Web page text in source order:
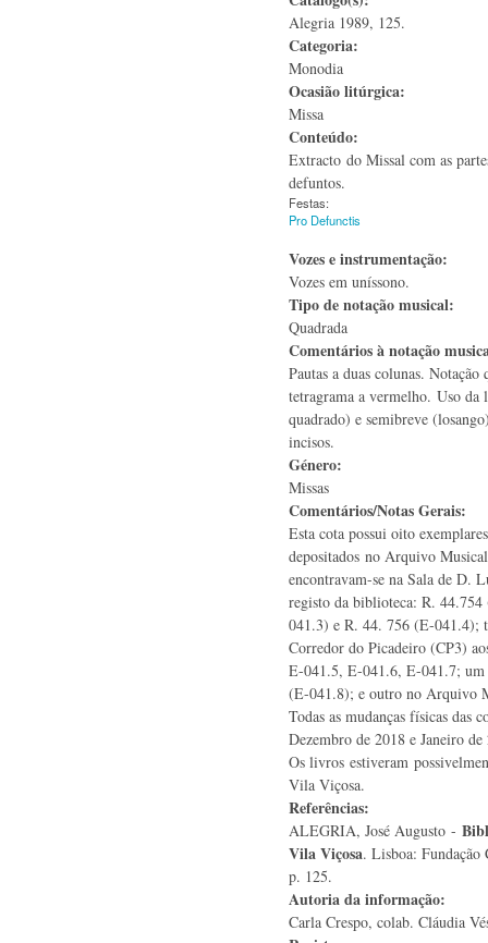
Alegria 1989, 125.
Categoria:
Monodia
Ocasião litúrgica:
Missa
Conteúdo:
Extracto do Missal com as
defuntos.
Festas:
Pro Defunctis
Vozes e instrumentação:
Vozes em uníssono.
Tipo de notação musical:
Quadrada
Comentários à notação
Pautas a duas colunas. Notação
tetragrama a vermelho. Uso
quadrado) e semibreve
incisos.
Género:
Missas
Comentários/Notas Gerais:
Esta cota possui oito
depositados no Arquivo
encontravam-se na Sala de D.
registo da biblioteca: R.
041.3) e R. 44. 756 (E-041.4);
Corredor do Picadeiro (CP3)
E-041.5, E-041.6, E-041.7;
(E-041.8); e outro no Arquivo
Todas as mudanças físicas das
Dezembro de 2018 e Janeiro de
Os livros estiveram
Vila Viçosa.
Referências:
ALEGRIA, José Augusto -
Vila Viçosa. Lisboa: Fundação
p. 125.
Autoria da informação:
Carla Crespo, colab. Cláudia